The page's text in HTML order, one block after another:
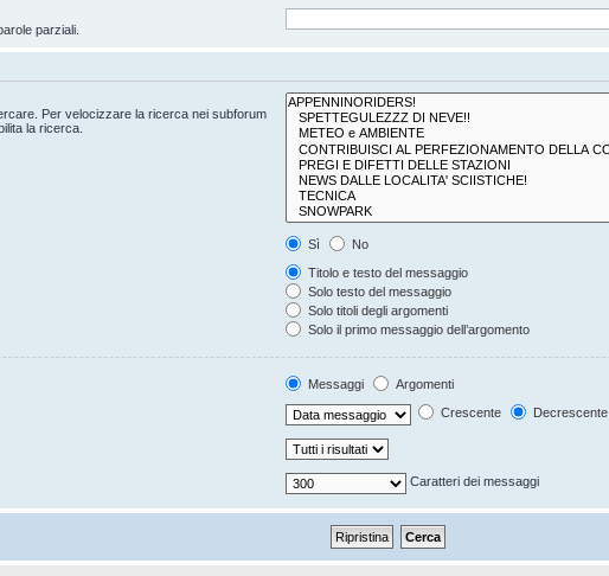
parziali.
Per velocizzare la ricerca nei subforum
la ricerca.
Sì
No
Titolo e testo del messaggio
Solo testo del messaggio
Solo titoli degli argomenti
Solo il primo messaggio dell’argomento
Messaggi
Argomenti
Crescente Decrescente
Caratteri dei messaggi